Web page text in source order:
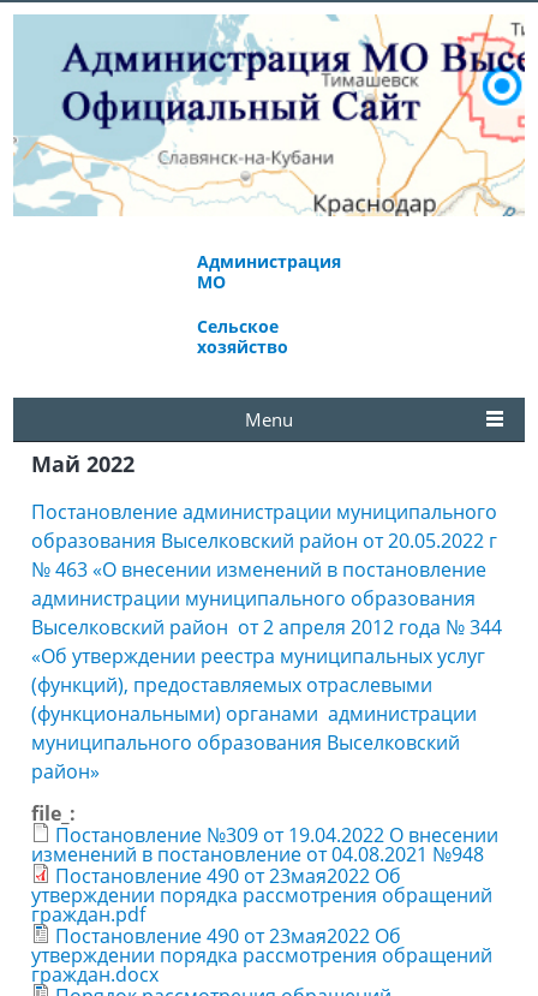
Администрация
МО
Сельское
хозяйство
Menu
Май 2022
Постановление администрации муниципального
образования Выселковский район от 20.05.2022 г
№ 463 «О внесении изменений в постановление
администрации муниципального образования
Выселковский район от 2 апреля 2012 года № 344
«Об утверждении реестра муниципальных услуг
(функций), предоставляемых отраслевыми
(функциональными) органами администрации
муниципального образования Выселковский
район»
file_:
Постановление №309 от 19.04.2022 О внесении
изменений в постановление от 04.08.2021 №948
Постановление 490 от 23мая2022 Об
утверждении порядка рассмотрения обращений
граждан.pdf
Постановление 490 от 23мая2022 Об
утверждении порядка рассмотрения обращений
граждан.docx